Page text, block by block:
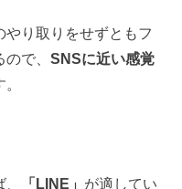
やり取りをせずともフ
ので、SNSに近い感覚
「LINE」 が適してい